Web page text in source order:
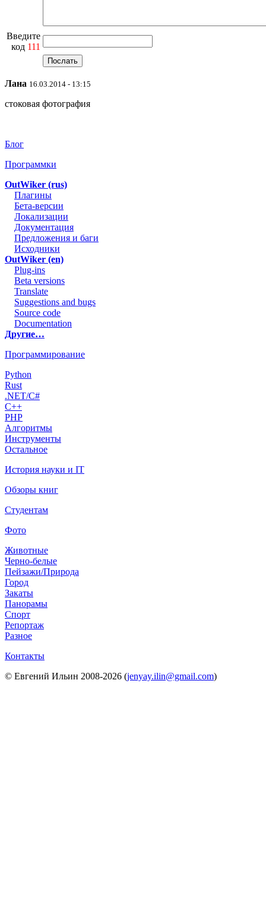
Введите
код 111
Лана 16.03.2014 - 13:15
стоковая фотография
Блог
Программки
OutWiker (rus)
Плагины
Бета-версии
Локализации
Документация
Предложения и баги
Исходники
OutWiker (en)
Plug-ins
Beta versions
Translate
Suggestions and bugs
Source code
Documentation
Другие…
Программирование
Python
Rust
.NET/C#
C++
PHP
Алгоритмы
Инструменты
Остальное
История науки и IT
Обзоры книг
Студентам
Фото
Животные
Черно-белые
Пейзажи/Природа
Город
Закаты
Панорамы
Спорт
Репортаж
Разное
Контакты
© Евгений Ильин 2008-2026 (jenyay.ilin@gmail.com)